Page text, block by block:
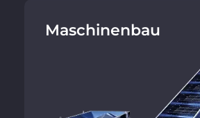
Maschinen­bau